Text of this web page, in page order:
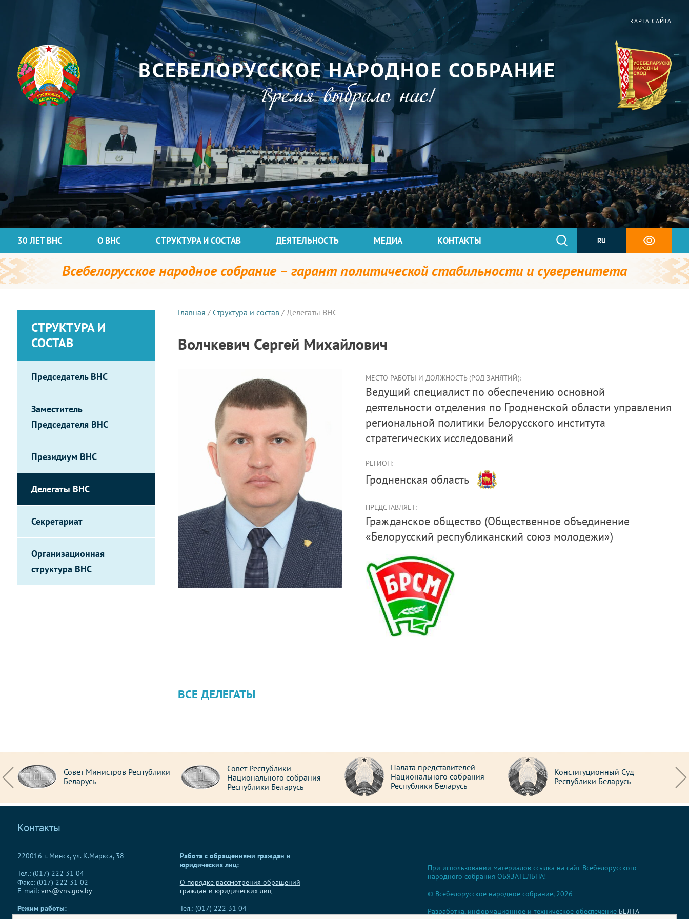
КАРТА САЙТА
ВСЕБЕЛОРУССКОЕ НАРОДНОЕ СОБРАНИЕ
Время выбрало нас!
30 ЛЕТ ВНС О ВНС СТРУКТУРА И СОСТАВ ДЕЯТЕЛЬНОСТЬ МЕДИА КОНТАКТЫ RU
Всебелорусское народное собрание – гарант политической стабильности и суверенитета
СТРУКТУРА И
СОСТАВ
Председатель ВНС
Заместитель
Председателя ВНС
Президиум ВНС
Делегаты ВНС
Секретариат
Организационная
структура ВНС
Главная / Структура и состав / Делегаты ВНС
Волчкевич Сергей Михайлович
МЕСТО РАБОТЫ И ДОЛЖНОСТЬ (РОД ЗАНЯТИЙ):
ведущий специалист по обеспечению основной
деятельности отделения по Гродненской области управления
региональной политики Белорусского института
стратегических исследований
РЕГИОН:
Гродненская область
ПРЕДСТАВЛЯЕТ:
Гражданское общество (Общественное объединение
«Белорусский республиканский союз молодежи»)
ВСЕ ДЕЛЕГАТЫ
Совет Министров Республики
Беларусь
Совет Республики
Национального собрания
Республики Беларусь
Палата представителей
Национального собрания
Республики Беларусь
Конституционный Суд
Республики Беларусь
Контакты
220016 г. Минск, ул. К.Маркса, 38
Тел.: (017) 222 31 04
Факс: (017) 222 31 02
E-mail: vns@vns.gov.by
Режим работы:
понедельник-пятница 9.00 - 18.00
Работа с обращениями граждан и
юридических лиц:
О порядке рассмотрения обращений
граждан и юридических лиц
Тел.: (017) 222 31 04
При использовании материалов ссылка на сайт Всебелорусского
народного собрания ОБЯЗАТЕЛЬНА!
© Всебелорусское народное собрание, 2026
Разработка, информационное и техническое обеспечение БЕЛТА